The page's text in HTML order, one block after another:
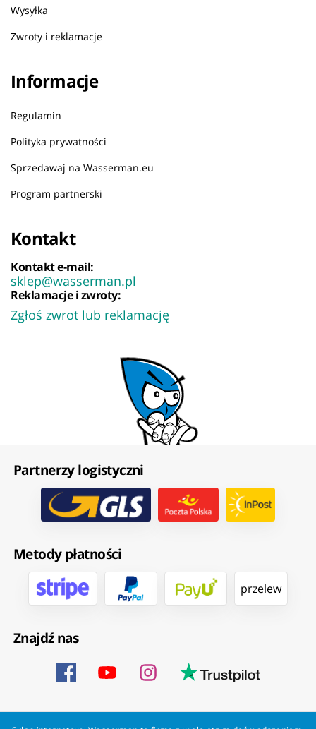
Wysyłka
Zwroty i reklamacje
Informacje
Regulamin
Polityka prywatności
Sprzedawaj na Wasserman.eu
Program partnerski
Kontakt
Kontakt e-mail:
sklep@wasserman.pl
Reklamacje i zwroty:
Zgłoś zwrot lub reklamację
Partnerzy logistyczni
Metody płatności
przelew
Znajdź nas